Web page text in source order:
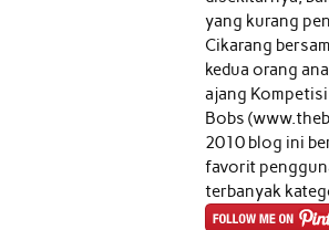
yang kurang
Cikarang
kedua orang
ajang
Bobs
2010 blog ini
favorit
terbanyak